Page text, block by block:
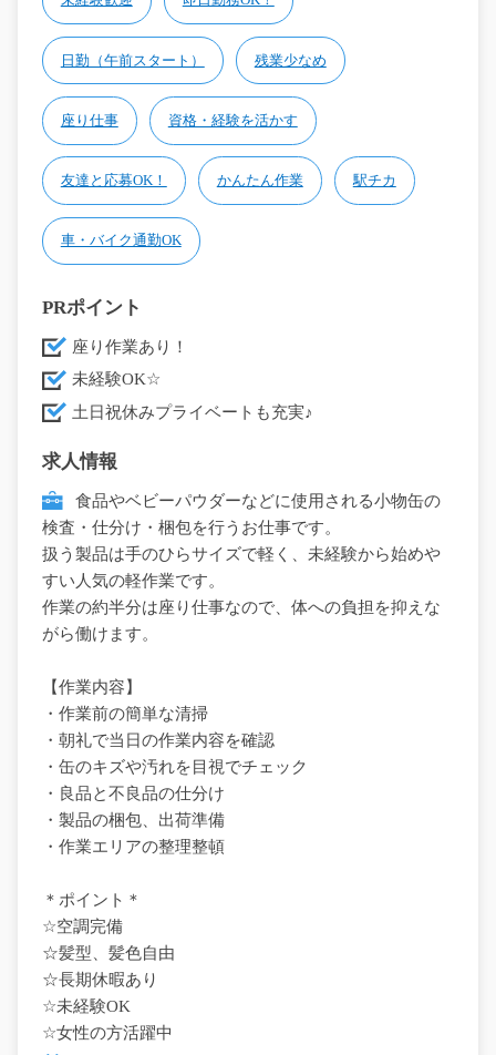
日勤（午前スタート） 残業少なめ
座り仕事 資格・経験を活かす
友達と応募OK！ かんたん作業 駅チカ
車・バイク通勤OK
PRポイント
座り作業あり！
未経験OK☆
土日祝休みプライベートも充実♪
求人情報
食品やベビーパウダーなどに使用される小物缶の
検査・仕分け・梱包を行うお仕事です。
扱う製品は手のひらサイズで軽く、未経験から始めや
すい人気の軽作業です。
作業の約半分は座り仕事なので、体への負担を抑えな
がら働けます。
【作業内容】
・作業前の簡単な清掃
・朝礼で当日の作業内容を確認
・缶のキズや汚れを目視でチェック
・良品と不良品の仕分け
・製品の梱包、出荷準備
・作業エリアの整理整頓
＊ポイント＊
☆空調完備
☆髪型、髪色自由
☆長期休暇あり
☆未経験OK
☆女性の方活躍中